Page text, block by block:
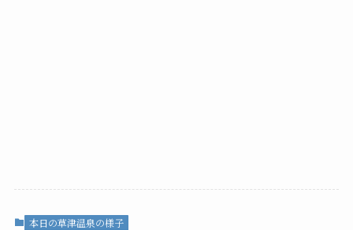
本日の草津温泉の様子